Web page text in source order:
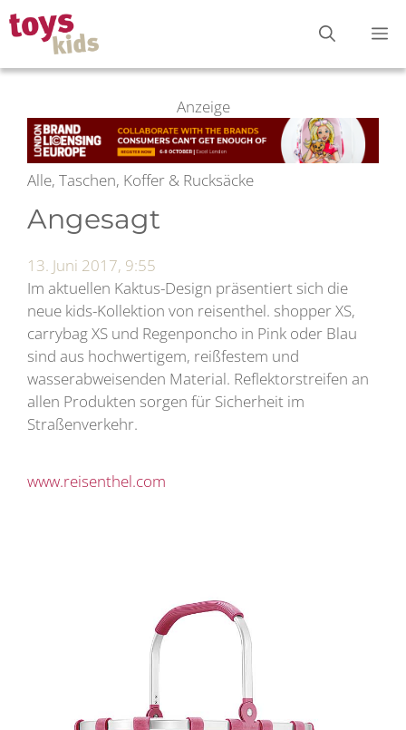
Zum
Inhalt
springen
Anzeige
Alle, Taschen, Koffer & Rucksäcke
Angesagt
13. Juni 2017, 9:55
Im aktuellen Kaktus-Design präsentiert sich die
neue kids-Kollektion von reisenthel. shopper XS,
carrybag XS und Regenponcho in Pink oder Blau
sind aus hochwertigem, reißfestem und
wasserabweisenden Material. Reflektorstreifen an
allen Produkten sorgen für Sicherheit im
Straßenverkehr.
www.reisenthel.com